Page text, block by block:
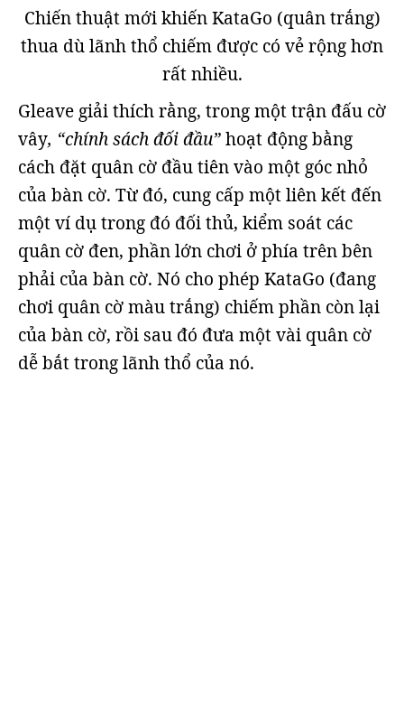
Chiến thuật mới khiến KataGo (quân trắng)
thua dù lãnh thổ chiếm được có vẻ rộng hơn
rất nhiều.
Gleave giải thích rằng, trong một trận đấu cờ
vây, “chính sách đối đầu”hoạt động bằng
cách đặt quân cờ đầu tiên vào một góc nhỏ
của bàn cờ. Từ đó, cung cấp một liên kết đến
một ví dụ trong đó đối thủ, kiểm soát các
quân cờ đen, phần lớn chơi ở phía trên bên
phải của bàn cờ. Nó cho phép KataGo (đang
chơi quân cờ màu trắng) chiếm phần còn lại
của bàn cờ, rồi sau đó đưa một vài quân cờ
dễ bắt trong lãnh thổ của nó.